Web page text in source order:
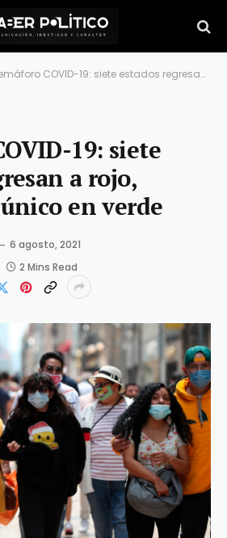
COVID-19: siete estados regresan a rojo, Chiapas el único en verde
19: siete
a rojo,
en verde
6 agosto, 2021
2 Mins Read